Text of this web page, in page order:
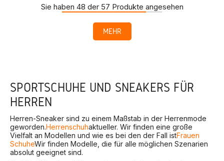
Sie haben 48 der 57 Produkte angesehen
MEHR
SPORTSCHUHE UND SNEAKERS FÜR
HERREN
Herren-Sneaker sind zu einem Maßstab in der Herrenmode
geworden.Herrenschuhaktueller. Wir finden eine große
Vielfalt an Modellen und wie es bei den der Fall istFrauen
SchuheWir finden Modelle, die für alle möglichen Szenarien
absolut geeignet sind.